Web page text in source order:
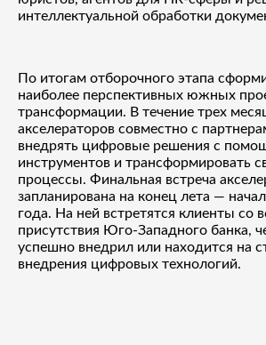
интеллектуальной обработки
По итогам отборочного этапа
наиболее перспективных южных
трансформации. В течение трех
акселераторов совместно с
внедрять цифровые решения с
инструментов и трансформировать
процессы. Финальная встреча
запланирована на конец лета —
года. На ней встретятся клиенты со
присутствия Юго-Западного банка,
успешно внедрил или находится на
внедрения цифровых технологий.